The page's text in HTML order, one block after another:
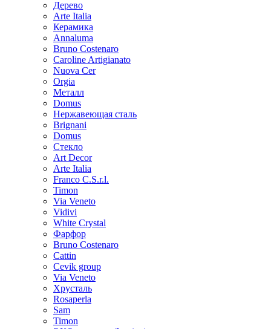
Дерево
Arte Italia
Керамика
Annaluma
Bruno Costenaro
Caroline Artigianato
Nuova Cer
Orgia
Металл
Domus
Нержавеющая сталь
Brignani
Domus
Стекло
Art Decor
Arte Italia
Franco C.S.r.l.
Timon
Via Veneto
Vidivi
White Crystal
Фарфор
Bruno Costenaro
Cattin
Cevik group
Via Veneto
Хрусталь
Rosaperla
Sam
Timon